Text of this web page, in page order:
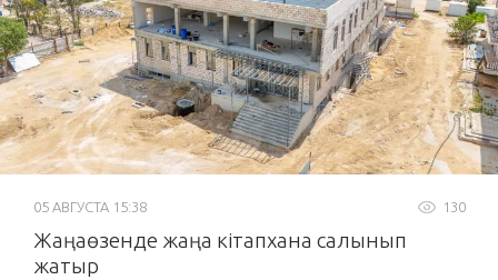
130
05 АВГУСТА 15:38
Жаңаөзенде жаңа кітапхана салынып
жатыр